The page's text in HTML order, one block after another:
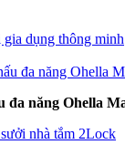
dụng thông minh
đa năng Ohella